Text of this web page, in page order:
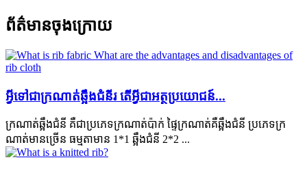
ព័ត៌មានចុងក្រោយ
អ្វី​ទៅ​ជា​ក្រណាត់​ឆ្អឹង​ជំនីរ តើ​អ្វី​ជា​អត្ថប្រយោជន៍...
ក្រណាត់ឆ្អឹងជំនី គឺជាប្រភេទក្រណាត់ប៉ាក់ ផ្ទៃក្រណាត់គឺឆ្អឹងជំនី ប្រភេទក្រ
ណាត់មានច្រើន ធម្មតាមាន 1*1 ឆ្អឹងជំនី 2*2 ...